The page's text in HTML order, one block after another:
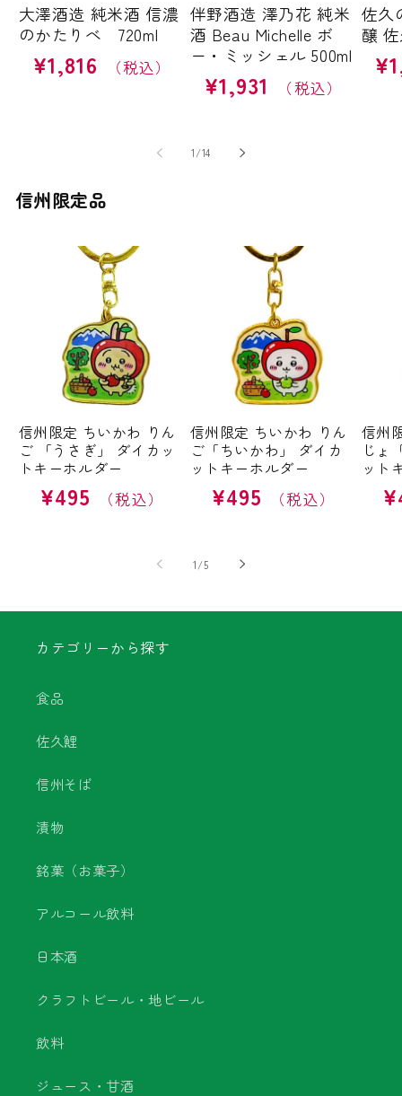
大澤酒造 純米酒 信濃
のかたりべ 720ml
通
¥1,816
伴野酒造 澤乃花 純米
酒 Beau Michelle ボ
ー・ミッシェル 500ml
通
格
¥1,931
佐
醸
通
1/の
14
信州限定品
信州限定 ちいかわ りん
ご 「うさぎ」 ダイカッ
トキーホルダー
通
¥495
信州限定 ちいかわ りん
ご「ちいかわ」 ダイカ
ットキーホルダー
通
¥495
信州
じょ
ット
通
1/の
5
カテゴリーから探す
食品
佐久鯉
信州そば
漬物
銘菓（お菓子）
アルコール飲料
日本酒
クラフトビール・地ビール
飲料
ジュース・甘酒